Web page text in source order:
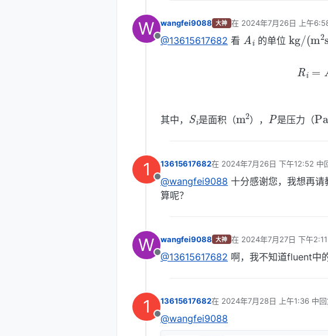
W
离线
wangfei9088 大神 在 2024年7月26日 上午
最后由 wangfei9088 编辑
@13615617682 看
Ai
的单位 k g/( m
)
Ri=A i
其中， 是面积（ m）， 是压力（
1
离线
13615617682在 2024年7月26日 下午12:52 中
最后由 编辑
@wangfei9088 十分感谢您，我想再
算呢？
W
离线
wangfei9088 大神 在 2024年7月27日 下午2:11
最后由 编辑
@13615617682 啊，我不知道fluent中
1
离线
13615617682在 2024年7月28日 上午1:36 中
最后由 编辑
@wangfei9088